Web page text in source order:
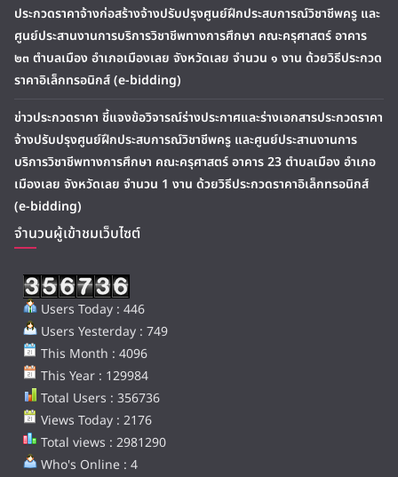
ประกวดราคาจ้างก่อสร้างจ้างปรับปรุงศูนย์ฝึกประสบการณ์วิชาชีพครู และ
ศูนย์ประสานงานการบริการวิชาชีพทางการศึกษา คณะครุศาสตร์ อาคาร
๒๓ ตำบลเมือง อำเภอเมืองเลย จังหวัดเลย จำนวน ๑ งาน ด้วยวิธีประกวด
ราคาอิเล็กทรอนิกส์ (e-bidding)
ข่าวประกวดราคา ชี้แจงข้อวิจารณ์ร่างประกาศและร่างเอกสารประกวดราคา
จ้างปรับปรุงศูนย์ฝึกประสบการณ์วิชาชีพครู และศูนย์ประสานงานการ
บริการวิชาชีพทางการศึกษา คณะครุศาสตร์ อาคาร 23 ตำบลเมือง อำเภอ
เมืองเลย จังหวัดเลย จำนวน 1 งาน ด้วยวิธีประกวดราคาอิเล็กทรอนิกส์
(e-bidding)
จำนวนผู้เข้าชมเว็บไซต์
Users Today : 446
Users Yesterday : 749
This Month : 4096
This Year : 129984
Total Users : 356736
Views Today : 2176
Total views : 2981290
Who's Online : 4